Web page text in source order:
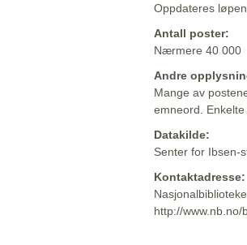
Oppdateres
Antall poster:
Nærmere 40 000
Andre
Mange av
emneord.
Datakilde:
Senter for Ibsen-
Kontaktadresse:
http://www.nb.no/